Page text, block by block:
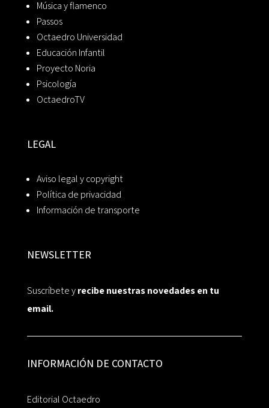
Música y flamenco
Passos
Octaedro Universidad
Educación Infantil
Proyecto Noria
Psicología
OctaedroTV
LEGAL
Aviso legal y copyright
Política de privacidad
Información de transporte
NEWSLETTER
Suscríbete yrecibe nuestras novedades en tu
email.
INFORMACIÓN DE CONTACTO
Editorial Octaedro